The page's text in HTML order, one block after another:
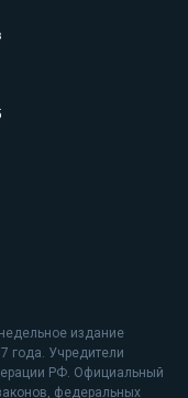
издание
года. Учредители
РФ. Официальный
федеральных